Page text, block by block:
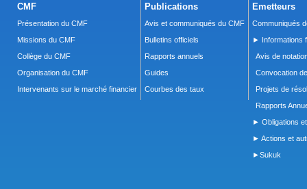
CMF
Présentation du CMF
Missions du CMF
Collège du CMF
Organisation du CMF
Intervenants sur le marché financier
Publications
Avis et communiqués du CMF
Bulletins officiels
Rapports annuels
Guides
Courbes des taux
Emetteurs
Communiqués
► Informations
Avis de
Convocation
Projets de
Rapports
► Obligations
► Actions et
►Sukuk